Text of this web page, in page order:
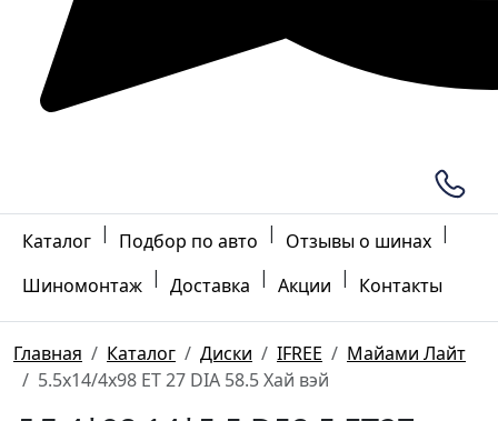
Каталог | Подбор по авто | Отзывы о шинах |
Шиномонтаж | Доставка | Акции | Контакты
Главная Каталог Диски IFREE
Майами Лайт
5.5x14/4x98 ET 27 DIA 58.5 Хай вэй